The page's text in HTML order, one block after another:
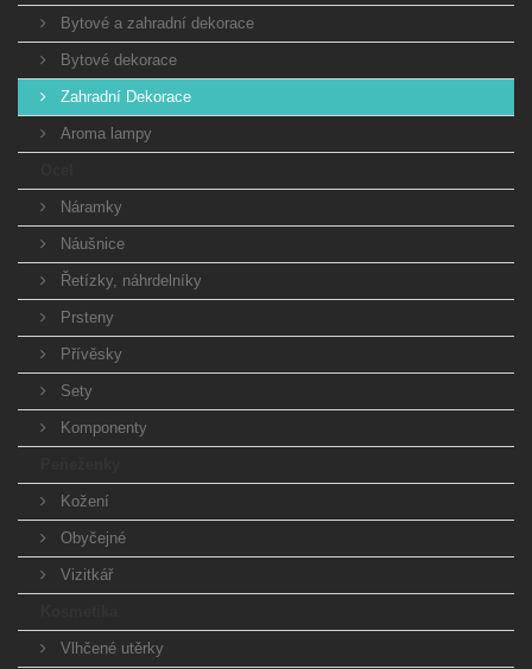
Bytové a zahradní dekorace
Bytové dekorace
Zahradní Dekorace
Aroma lampy
Náramky
Náušnice
Řetízky, náhrdelníky
Prsteny
Přívěsky
Sety
Komponenty
Kožení
Obyčejné
Vizitkář
Vlhčené utěrky